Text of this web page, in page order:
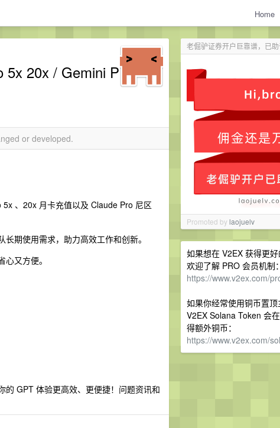
Home
老倔驴证券开户巨靠谱，已助
Promoted bylaojuelv
如果想在 V2EX 获得更好
欢迎了解 PRO 会员机制：
https://www.v2ex.com/
如果你经常使用铜币置
V2EX Solana Token 会
得额外铜币：
https://www.v2ex.com/
5x 20x / Gemini P
or developed.
、20x 月卡充值以及 Claude Pro 尼区
期使用需求，助力高效工作和创新。
又方便。
的 GPT 体验更高效、更便捷！问题资讯和